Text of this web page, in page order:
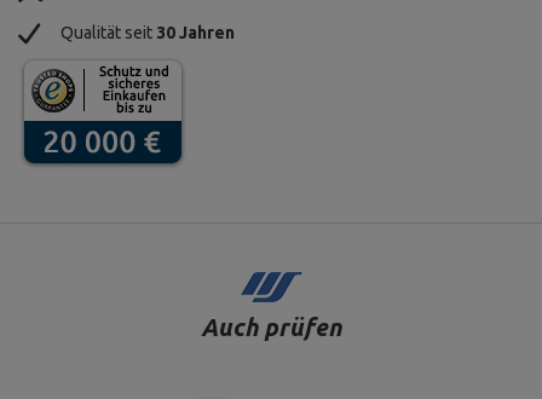
Qualität seit 30 Jahren
Auch prüfen